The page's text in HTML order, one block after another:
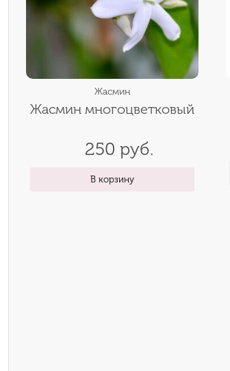
Жасмин
Жасмин многоцветковый
250 руб.
В корзину